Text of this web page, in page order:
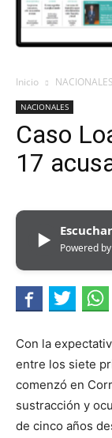
Inicio NACIONALES
NACIONALES
Caso
17
▶ Powered
Con la
entre los siete
comenzó en
sustracción y
de cinco años